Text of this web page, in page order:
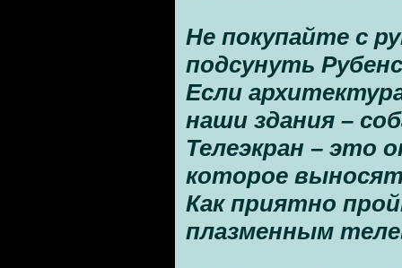
Не покупайте с
подсунуть
Если
наши здания –
Телеэкран – это
которое
Как приятно
плазменным